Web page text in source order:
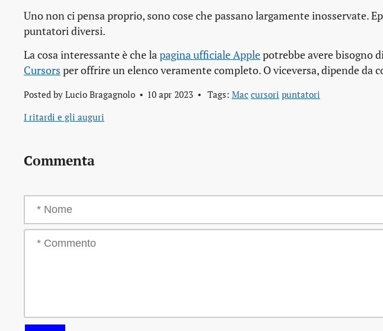
Uno non ci pensa proprio, sono cose che passano largamente inosservate.
puntatori diversi.
La cosa interessante è che lapagina ufficiale Applepotrebbe avere bisogno
Cursors per offrire un elenco veramente completo. O viceversa, dipende da
Posted by Lucio Bragagnolo 10 apr 2023 Tags: Mac cursori puntatori
I ritardi e gli auguri
Commenta